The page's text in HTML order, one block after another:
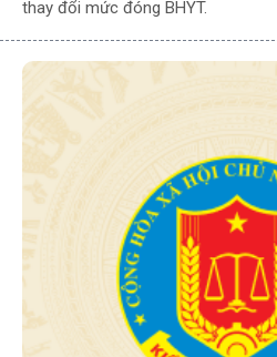
thay đổi mức đóng BHYT.